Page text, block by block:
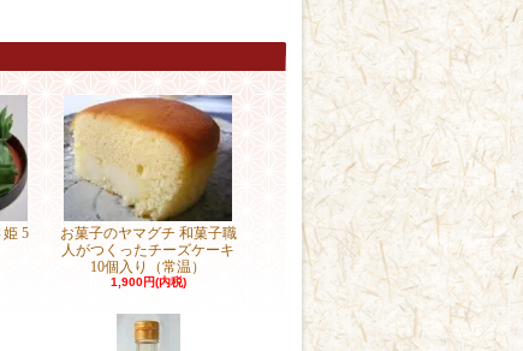
5
お菓子のヤマグチ 和菓子職
人がつくったチーズケーキ
10個入り（常温）
1,900円(内税)